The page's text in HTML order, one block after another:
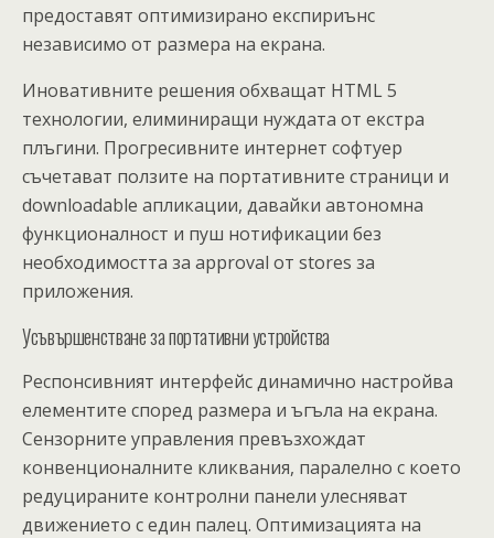
предоставят оптимизирано експириънс
независимо от размера на екрана.
Иновативните решения обхващат HTML 5
технологии, елиминиращи нуждата от екстра
плъгини. Прогресивните интернет софтуер
съчетават ползите на портативните страници и
downloadable апликации, давайки автономна
функционалност и пуш нотификации без
необходимостта за approval от stores за
приложения.
Усъвършенстване за портативни устройства
Респонсивният интерфейс динамично настройва
елементите според размера и ъгъла на екрана.
Сензорните управления превъзхождат
конвенционалните кликвания, паралелно с което
редуцираните контролни панели улесняват
движението с един палец. Оптимизацията на